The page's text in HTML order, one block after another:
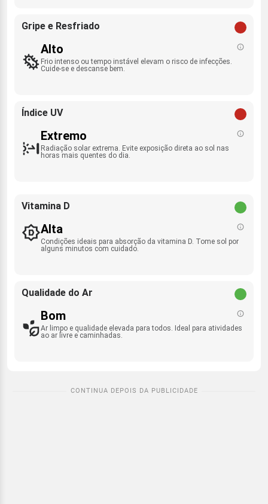
Gripe e Resfriado
Alto
Frio intenso ou tempo instável elevam o risco de infecções.
Cuide-se e descanse bem.
Índice UV
Extremo
Radiação solar extrema. Evite exposição direta ao sol nas
horas mais quentes do dia.
Vitamina D
Alta
Condições ideais para absorção da vitamina D. Tome sol por
alguns minutos com cuidado.
Qualidade do Ar
Bom
Ar limpo e qualidade elevada para todos. Ideal para atividades
ao ar livre e caminhadas.